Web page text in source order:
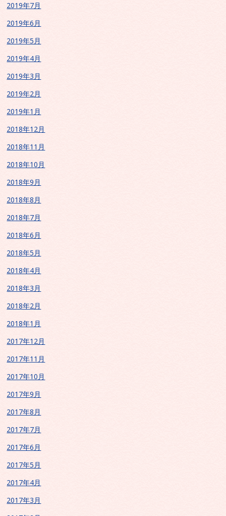
2019年7月
2019年6月
2019年5月
2019年4月
2019年3月
2019年2月
2019年1月
2018年12月
2018年11月
2018年10月
2018年9月
2018年8月
2018年7月
2018年6月
2018年5月
2018年4月
2018年3月
2018年2月
2018年1月
2017年12月
2017年11月
2017年10月
2017年9月
2017年8月
2017年7月
2017年6月
2017年5月
2017年4月
2017年3月